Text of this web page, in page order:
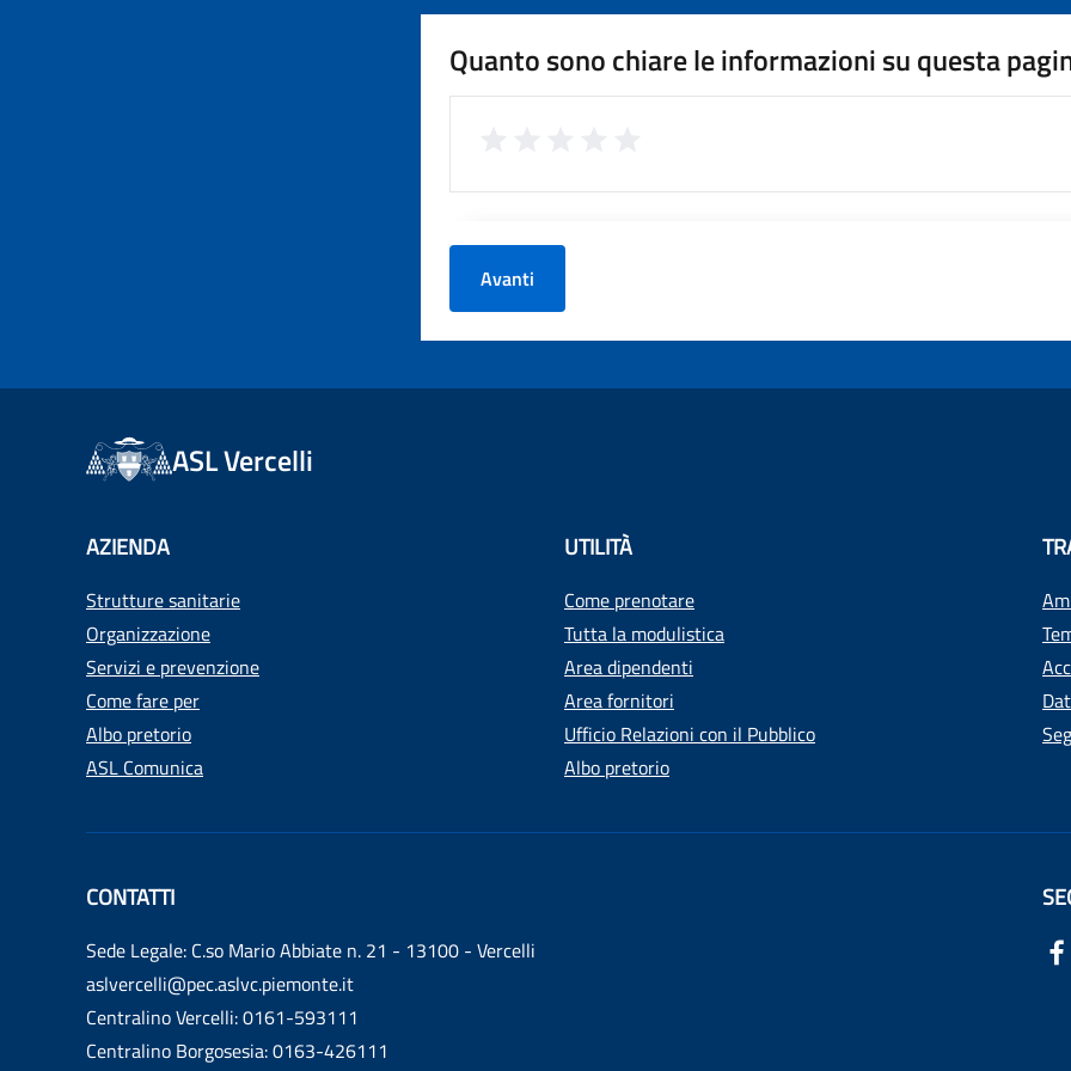
Quanto sono chiare le informazioni su questa
Avanti
ASL Vercelli
AZIENDA
Strutture sanitarie
Organizzazione
Servizi e prevenzione
Come fare per
Albo pretorio
ASL Comunica
UTILITÀ
Come prenotare
Tutta la modulistica
Area dipendenti
Area fornitori
Ufficio Relazioni con il Pubblico
Albo pretorio
CONTATTI
Sede Legale: C.so Mario Abbiate n. 21 - 13100 - Vercelli
aslvercelli@pec.aslvc.piemonte.it
Centralino Vercelli: 0161-593111
Centralino Borgosesia: 0163-426111